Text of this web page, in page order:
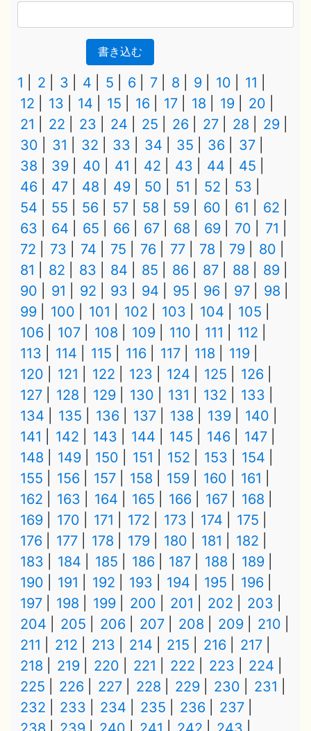
書き込む
1 2 3 4 5 6 7 8 9 10
11
12
13 14 15 16 17 18 19
20
21
22 23 24 25 26 27 28
29
30
31 32 33 34 35 36
37
38
39 40 41 42 43 44
45
46
47 48 49 50 51 52
53
54
55 56 57 58 59 60 61
62
63
64 65 66 67 68 69 70
71
72
73 74 75 76 77 78 79
80
81
82 83 84 85 86 87 88
89
90
91 92 93 94 95 96 97
98
99
100 101 102 103 104
105
106
107 108 109 110 111
112
113
114 115 116 117 118
119
120
121 122 123 124 125
126
127
128 129 130 131 132
133
134
135 136 137 138 139
140
141
142 143 144 145 146
147
148
149 150 151 152 153
154
155
156 157 158 159 160
161
162
163 164 165 166 167
168
169
170 171 172 173 174
175
176
177 178 179 180 181
182
183
184 185 186 187 188
189
190
191 192 193 194 195
196
197
198 199 200 201 202
203
204
205 206 207 208 209
210
211
212 213 214 215 216
217
218
219 220 221 222 223
224
225
226 227 228 229 230
231
232
233 234 235 236
237